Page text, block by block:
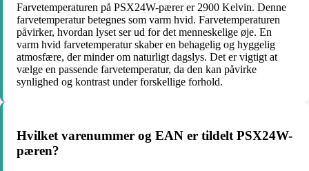
Farvetemperaturen på PSX24W-pærer er 2900 Kelvin. Denne
farvetemperatur betegnes som varm hvid. Farvetemperaturen
påvirker, hvordan lyset ser ud for det menneskelige øje. En
varm hvid farvetemperatur skaber en behagelig og hyggelig
atmosfære, der minder om naturligt dagslys. Det er vigtigt at
vælge en passende farvetemperatur, da den kan påvirke
synlighed og kontrast under forskellige forhold.
Hvilket varenummer og EAN er tildelt PSX24W-
pæren?